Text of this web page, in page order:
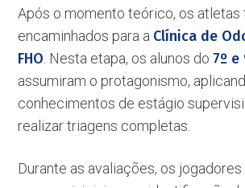
Após o momento teórico, os atletas
encaminhados para a Clínica de
FHO . Nesta etapa, os alunos do 7º
assumiram o protagonismo,
conhecimentos de estágio
realizar triagens completas.
Durante as avaliações, os